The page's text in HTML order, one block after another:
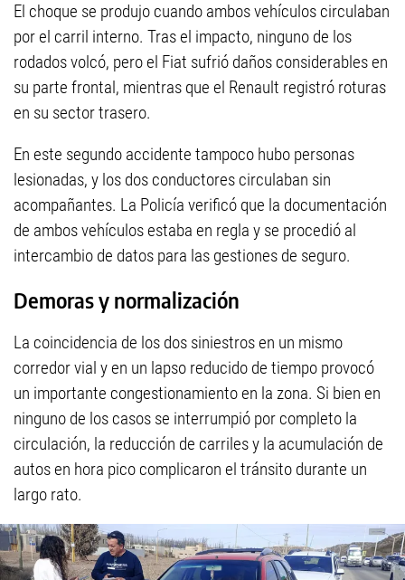
El choque se produjo cuando ambos vehículos circulaban
por el carril interno. Tras el impacto, ninguno de los
rodados volcó, pero el Fiat sufrió daños considerables en
su parte frontal, mientras que el Renault registró roturas
en su sector trasero.
En este segundo accidente tampoco hubo personas
lesionadas, y los dos conductores circulaban sin
acompañantes. La Policía verificó que la documentación
de ambos vehículos estaba en regla y se procedió al
intercambio de datos para las gestiones de seguro.
Demoras y normalización
La coincidencia de los dos siniestros en un mismo
corredor vial y en un lapso reducido de tiempo provocó
un importante congestionamiento en la zona. Si bien en
ninguno de los casos se interrumpió por completo la
circulación, la reducción de carriles y la acumulación de
autos en hora pico complicaron el tránsito durante un
largo rato.